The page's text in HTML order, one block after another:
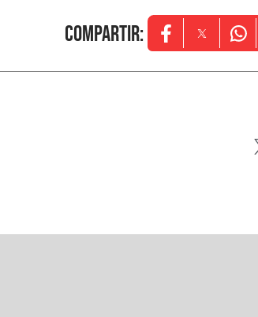
Compartir: Opens in new
Opens in